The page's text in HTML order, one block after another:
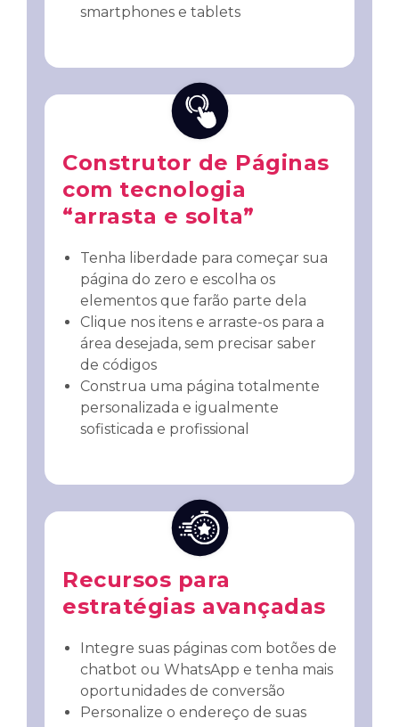
smartphones e tablets
Construtor de Páginas
com tecnologia
“arrasta e solta”
Tenha liberdade para começar sua
página do zero e escolha os
elementos que farão parte dela
Clique nos itens e arraste-os para a
área desejada, sem precisar saber
de códigos
Construa uma página totalmente
personalizada e igualmente
sofisticada e profissional
Recursos para
estratégias avançadas
Integre suas páginas com botões de
chatbot ou WhatsApp e tenha mais
oportunidades de conversão
Personalize o endereço de suas